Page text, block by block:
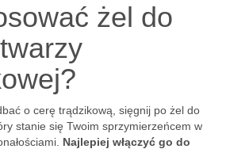
żel do
o cerę trądzikową, sięgnij po żel do
stanie się Twoim sprzymierzeńcem w
Najlepiej włączyć go do